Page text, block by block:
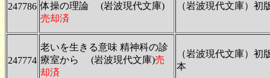
247786 体操の理論 (岩波現代文庫)
売却済
（岩波現代文庫）初
247774
老いを生きる意味 精神科の診
療室から (岩波現代文庫)売
却済
（岩波現代文庫）初
本